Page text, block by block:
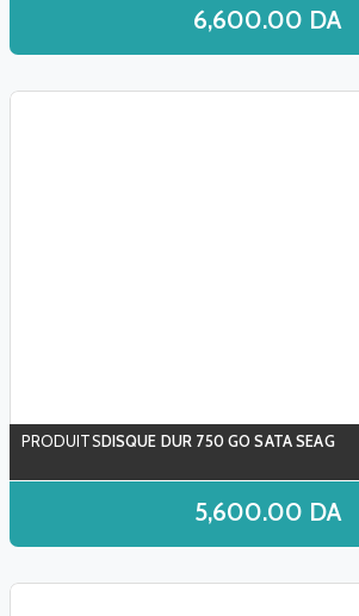
6,600.00 DA
DISQUE DUR 750 GO SATA SEAG
5,600.00 DA